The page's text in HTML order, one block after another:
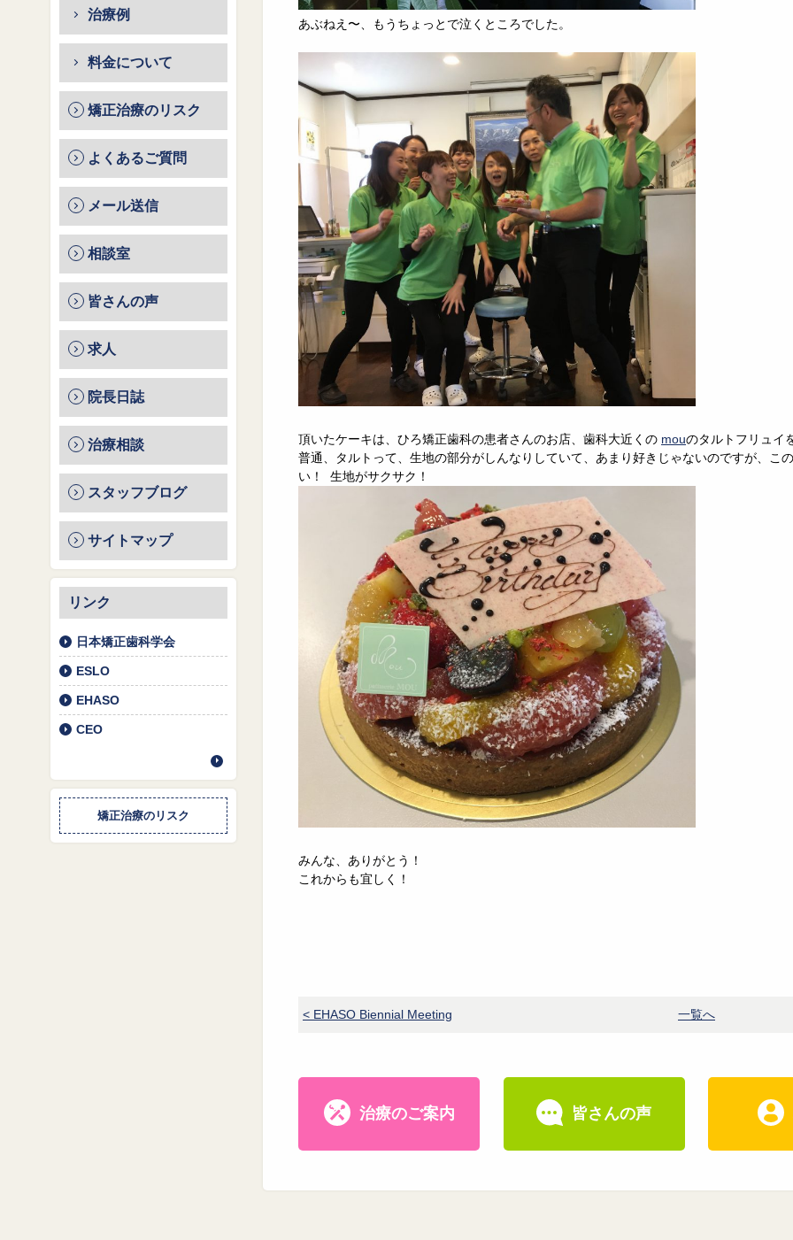
治療例
料金について
矯正治療のリスク
よくあるご質問
メール送信
相談室
皆さんの声
求人
院長日誌
治療相談
スタッフブログ
サイトマップ
リンク
日本矯正歯科学会
ESLO
EHASO
CEO
矯正治療のリスク
あぶねえ〜、もうちょっとで泣くところでした。
頂いたケーキは、ひろ矯正歯科の患者さんのお店、歯科大近くの mouのタルトフリュイ
普通、タルトって、生地の部分がしんなりしていて、あまり好きじゃないのですが、こ
い！ 生地がサクサク！
みんな、ありがとう！
これからも宜しく！
< EHASO Biennial Meeting 一覧へ
治療のご案内 皆さんの声